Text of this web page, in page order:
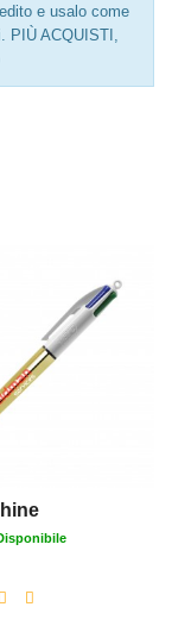
e usalo come
ACQUISTI,